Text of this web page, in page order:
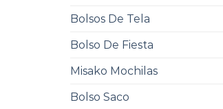
Bolsos De Tela
Bolso De Fiesta
Misako Mochilas
Bolso Saco